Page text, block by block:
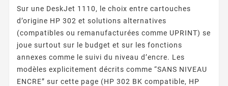
Sur une DeskJet 1110, le choix entre cartouches
d’origine HP 302 et solutions alternatives
(compatibles ou remanufacturées comme UPRINT) se
joue surtout sur le budget et sur les fonctions
annexes comme le suivi du niveau d’encre. Les
modèles explicitement décrits comme “SANS NIVEAU
ENCRE” sur cette page (HP 302 BK compatible, HP